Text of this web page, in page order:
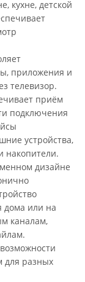
кухне, детской
приложения и
телевизор.
приём
подключения
устройства,
накопители.
дизайне
дома или на
каналам,
для разных